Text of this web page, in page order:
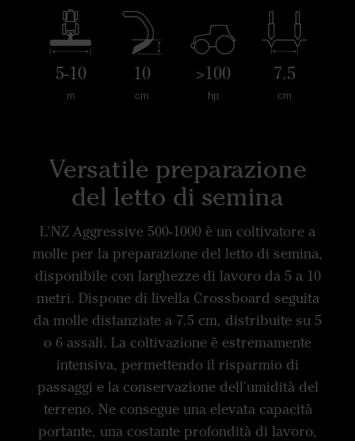
5-10
m
10
cm
>100
hp
7.5
cm
Versatile preparazione
del letto di semina
L'NZ Aggressive 500-1000 è un coltivatore a
molle per la preparazione del letto di semina,
disponibile con larghezze di lavoro da 5 a 10
metri. Dispone di livella Crossboard seguita
da molle distanziate a 7.5 cm, distribuite su 5
o 6 assali. La coltivazione è estremamente
intensiva, permettendo il risparmio di
passaggi e la conservazione dell'umidità del
terreno. Ne consegue una elevata capacità
portante, una costante profondità di lavoro,